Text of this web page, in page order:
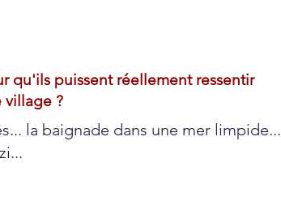
qu'ils puissent réellement ressentir
village ?
la baignade dans une mer limpide...